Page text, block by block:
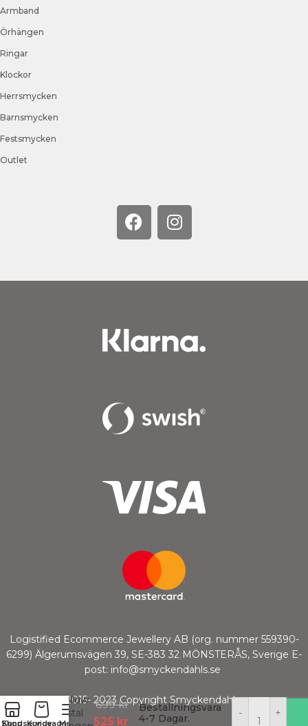
Armband
Örhängen
Ringar
Klockor
Herrsmycken
Barnsmycken
Festsmycken
Outlet
Logistified Ecommerce Jewellery AB (org. nummer 559390-
6299) Älgerumsvägen 39, SE-383 32 MÖNSTERÅS, Sverige E-
post: info@smyckendahls.se
© 2015- 2023 Copyright Smyckendahls.se
Shop
Kundservice
KundvagnMeny
Ss Yellow
| Crystal
699kr
525 kr
Beställningsvara
4-7 Dagar.
- +